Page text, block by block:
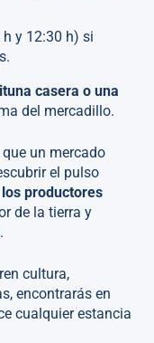
y 12:30 h) si
casera o una
del mercadillo.
un mercado
el pulso
productores
de la tierra y
cultura,
encontrarás en
cualquier estancia